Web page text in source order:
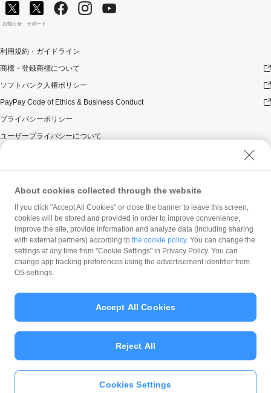
PayPayアプリをダウンロ
お知らせ サポート
利用規約・ガイドライン
商標・登録商標について
ソフトバンク人権ポリシー
PayPay Code of Ethics & Business Conduct
プライバシーポリシー
ユーザープライバシーについて
ウェブサイト利用規約
反社会的勢力に対する方針
勧誘方針
マネロン等基本方針
カスタマーハラスメントに関する当社の考え方
© PayPay Corporation
About cookies collected through the website
If you click "Accept All Cookies" or close the banner to leave this screen,
cookies will be stored and provided in order to improve convenience,
improve the site, provide information and analyze data (including sharing
with external partners) according to the cookie policy. You can change the
settings at any time from "Cookie Settings" in Privacy Policy. You can
change app tracking preferences using the advertisement identifier from
OS settings.
Cookies Settings
Reject All
Accept All Cookies